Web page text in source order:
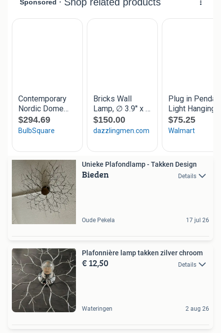
Unieke Plafondlamp - Takken Design
Bieden Details
Oude Pekela 17 jul 26
Plafonnière lamp takken zilver chroom
€ 12,50 Details
Wateringen 2 aug 26